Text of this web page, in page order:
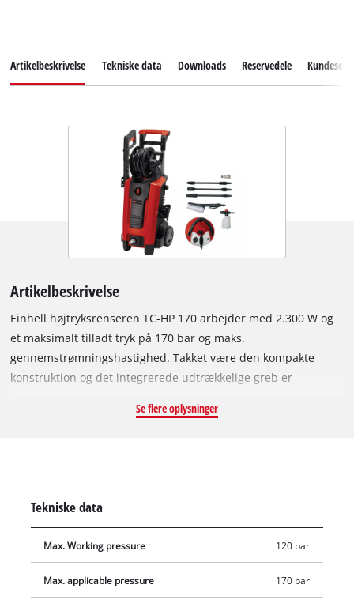
Artikelbeskrivelse Tekniske data Downloads Reservedele
Artikelbeskrivelse
Einhell højtryksrenseren TC-HP 170 arbejder med 2.300 W og
et maksimalt tilladt tryk på 170 bar og maks.
gennemstrømningshastighed. Takket være den kompakte
konstruktion og det integrerede udtrækkelige greb er
fylder ret meget under opbevaring. Højtryksrenseren kobles
Højtryksrenseren har fleksible anvendelsesmuligheder takket
og styrke reguleres via dyserne. På rulleopvikleren kan
trykslangen opbevares nemt og bekvemt, ligesom der er
forskellige opbevaringsmuligheder til dyser, pistol og andre
Se flere oplysninger
Tekniske data
Max. Working pressure 120 bar
Max. applicable pressure 170 bar